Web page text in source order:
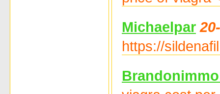
Michaelpar
https://